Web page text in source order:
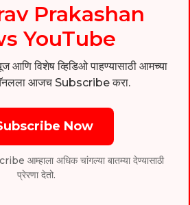
Prakashan
YouTube
आणि विशेष व्हिडिओ पाहण्यासाठी आमच्या
आजच Subscribe करा.
Now
आम्हाला अधिक चांगल्या बातम्या देण्यासाठी
प्रेरणा देतो.